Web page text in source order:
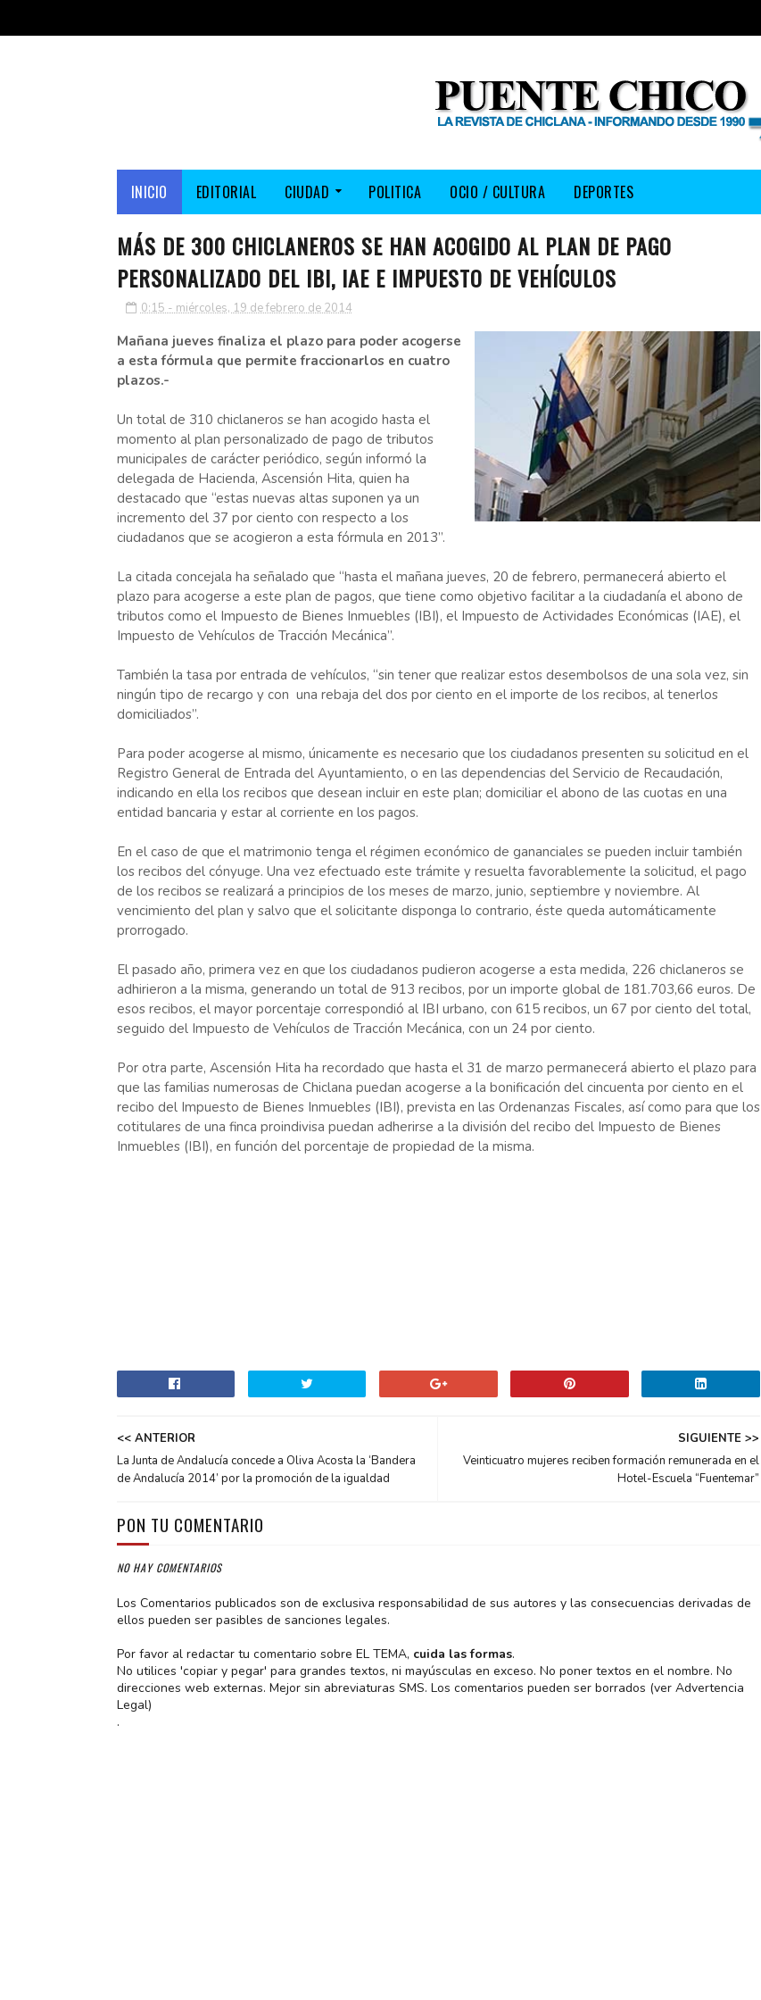
INICIO EDITORIAL CIUDAD POLITICA OCIO / CULTURA DEPORTES
MÁS DE 300 CHICLANEROS SE HAN ACOGIDO AL PLAN DE PAGO
PERSONALIZADO DEL IBI, IAE E IMPUESTO DE VEHÍCULOS
0:15 - miércoles, 19 de febrero de 2014
Mañana jueves finaliza el plazo para poder acogerse
a esta fórmula que permite fraccionarlos en cuatro
plazos.-
Un total de 310 chiclaneros se han acogido hasta el
momento al plan personalizado de pago de tributos
municipales de carácter periódico, según informó la
delegada de Hacienda, Ascensión Hita, quien ha
destacado que “estas nuevas altas suponen ya un
incremento del 37 por ciento con respecto a los
ciudadanos que se acogieron a esta fórmula en 2013”.
La citada concejala ha señalado que “hasta el mañana jueves, 20 de febrero, permanecerá abierto el
plazo para acogerse a este plan de pagos, que tiene como objetivo facilitar a la ciudadanía el abono de
tributos como el Impuesto de Bienes Inmuebles (IBI), el Impuesto de Actividades Económicas (IAE), el
Impuesto de Vehículos de Tracción Mecánica”.
También la tasa por entrada de vehículos, “sin tener que realizar estos desembolsos de una sola vez, sin
ningún tipo de recargo y con una rebaja del dos por ciento en el importe de los recibos, al tenerlos
domiciliados”.
Para poder acogerse al mismo, únicamente es necesario que los ciudadanos presenten su solicitud en el
Registro General de Entrada del Ayuntamiento, o en las dependencias del Servicio de Recaudación,
indicando en ella los recibos que desean incluir en este plan; domiciliar el abono de las cuotas en una
entidad bancaria y estar al corriente en los pagos.
En el caso de que el matrimonio tenga el régimen económico de gananciales se pueden incluir también
los recibos del cónyuge. Una vez efectuado este trámite y resuelta favorablemente la solicitud, el pago
de los recibos se realizará a principios de los meses de marzo, junio, septiembre y noviembre. Al
vencimiento del plan y salvo que el solicitante disponga lo contrario, éste queda automáticamente
prorrogado.
El pasado año, primera vez en que los ciudadanos pudieron acogerse a esta medida, 226 chiclaneros se
adhirieron a la misma, generando un total de 913 recibos, por un importe global de 181.703,66 euros. De
esos recibos, el mayor porcentaje correspondió al IBI urbano, con 615 recibos, un 67 por ciento del total,
seguido del Impuesto de Vehículos de Tracción Mecánica, con un 24 por ciento.
Por otra parte, Ascensión Hita ha recordado que hasta el 31 de marzo permanecerá abierto el plazo para
que las familias numerosas de Chiclana puedan acogerse a la bonificación del cincuenta por ciento en el
recibo del Impuesto de Bienes Inmuebles (IBI), prevista en las Ordenanzas Fiscales, así como para que los
cotitulares de una finca proindivisa puedan adherirse a la división del recibo del Impuesto de Bienes
Inmuebles (IBI), en función del porcentaje de propiedad de la misma.
SIGUIENTE >>
Veinticuatro mujeres reciben formación remunerada en el
Hotel-Escuela “Fuentemar”
<< ANTERIOR
La Junta de Andalucía concede a Oliva Acosta la ‘Bandera
de Andalucía 2014’ por la promoción de la igualdad
PON TU COMENTARIO
NO HAY COMENTARIOS
Los Comentarios publicados son de exclusiva responsabilidad de sus autores y las consecuencias derivadas de
ellos pueden ser pasibles de sanciones legales.
Por favor al redactar tu comentario sobre EL TEMA, cuida las formas.
No utilices 'copiar y pegar' para grandes textos, ni mayúsculas en exceso. No poner textos en el nombre. No
direcciones web externas. Mejor sin abreviaturas SMS. Los comentarios pueden ser borrados (ver Advertencia
Legal)
.